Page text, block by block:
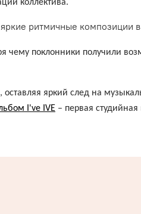
коллектива.
ритмичные композиции в
поклонники получили
яркий след на
I've IVE – первая